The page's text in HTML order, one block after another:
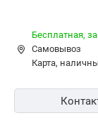
Бесплатная,
Самовывоз
карта,